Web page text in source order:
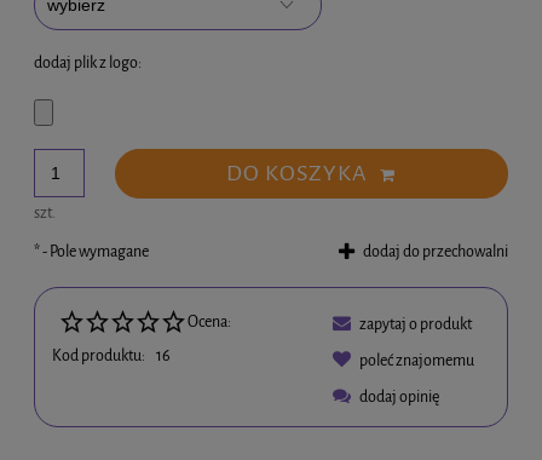
dodaj plik z logo:
szt.
DO KOSZYKA
dodaj do przechowalni
*- Pole wymagane
Ocena:
Kod produktu: 16
zapytaj o produkt
poleć znajomemu
dodaj opinię